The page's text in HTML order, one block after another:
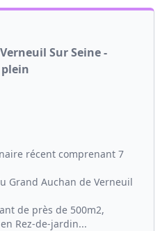
Sur Seine -
récent comprenant 7
Grand Auchan de Verneuil
de près de 500m2,
Rez-de-jardin...